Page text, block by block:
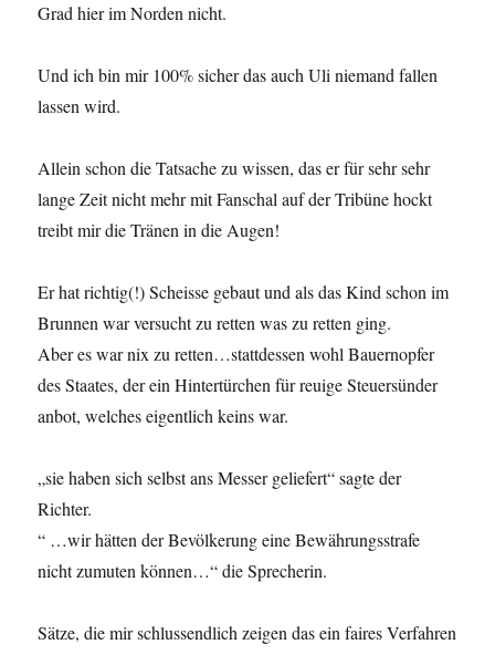
Grad hier im Norden nicht.
Und ich bin mir 100% sicher das auch Uli niemand fallen
lassen wird.
Allein schon die Tatsache zu wissen, das er für sehr sehr
lange Zeit nicht mehr mit Fanschal auf der Tribüne hockt
treibt mir die Tränen in die Augen!
Er hat richtig(!) Scheisse gebaut und als das Kind schon im
Brunnen war versucht zu retten was zu retten ging.
Aber es war nix zu retten…stattdessen wohl Bauernopfer
des Staates, der ein Hintertürchen für reuige Steuersünder
anbot, welches eigentlich keins war.
„sie haben sich selbst ans Messer geliefert“ sagte der
Richter.
“ …wir hätten der Bevölkerung eine Bewährungsstrafe
nicht zumuten können…“ die Sprecherin.
Sätze, die mir schlussendlich zeigen das ein faires Verfahren